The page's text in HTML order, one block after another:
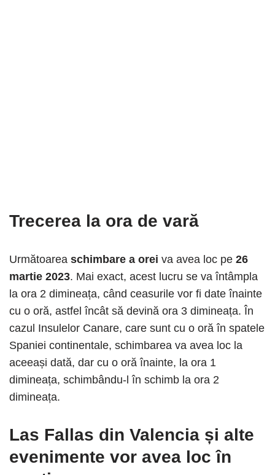
Trecerea la ora de vară
Următoarea schimbare a orei va avea loc pe 26
martie 2023. Mai exact, acest lucru se va întâmpla
la ora 2 dimineața, când ceasurile vor fi date înainte
cu o oră, astfel încât să devină ora 3 dimineața. În
cazul Insulelor Canare, care sunt cu o oră în spatele
Spaniei continentale, schimbarea va avea loc la
aceeași dată, dar cu o oră înainte, la ora 1
dimineața, schimbându-l în schimb la ora 2
dimineața.
Las Fallas din Valencia și alte
evenimente vor avea loc în